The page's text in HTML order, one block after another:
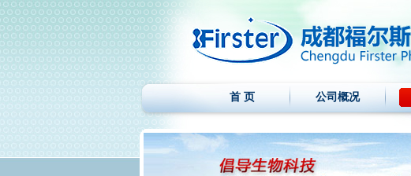
首 页 公司概况